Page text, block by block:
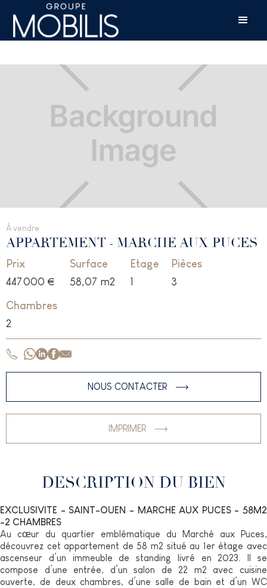
À vendre
APPARTEMENT - MARCHE AUX PUCES
Prix
447 000 €
Surface
58,07 m2
Etage
1
Pièces
3
Chambres
2
NOUS CONTACTER
IMPRIMER
DESCRIPTION DU BIEN
EXCLUSIVITE - SAINT-OUEN - MARCHE AUX PUCES - 58M2
-2 CHAMBRES
Au cœur du quartier emblématique du Marché aux Puces,
découvrez cet appartement de 58 m2 situé au 1er étage avec
ascenseur d’un immeuble de standing livré en 2023. Il se
compose d’une entrée, d’un salon de 22 m2 avec cuisine
ouverte, de deux chambres, d’une salle de bain et d’un WC